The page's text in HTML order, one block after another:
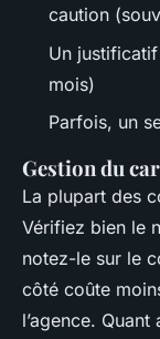
caution
Un
mois)
Parfois, un
Gestion du
La plupart des
Vérifiez bien le
notez-le sur le
côté coûte
l’agence.